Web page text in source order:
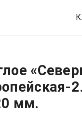
мм.